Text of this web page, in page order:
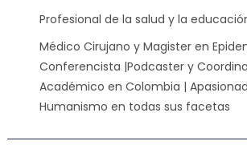
Profesional de la salud y la
Médico Cirujano y Magister en
Conferencista |Podcaster y
Académico en Colombia |
Humanismo en todas sus facetas